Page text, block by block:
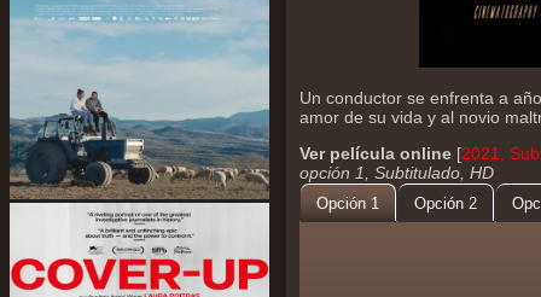
Un conductor se enfrenta a
amor de su vida y al novio
Ver película online [2021,
opción 1, Subtitulado, HD
Opción 1 Opción 2